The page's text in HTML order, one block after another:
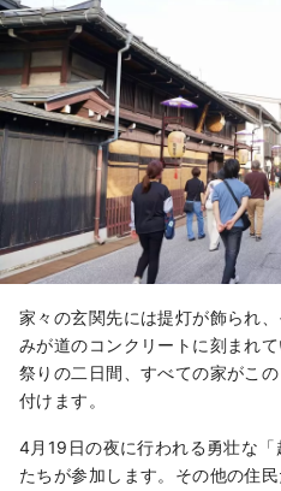
家々の玄関先には提灯が飾られ
みが道のコンクリートに刻まれ
祭りの二日間、すべての家がこ
付けます。
4月19日の夜に行われる勇壮な
たちが参加します。その他の住